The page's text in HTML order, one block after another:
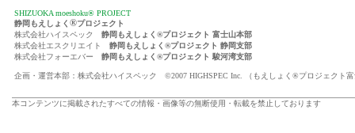
SHIZUOKA moeshoku® PROJECT
静岡もえしょく ®プロジェクト
株式会社ハイスペック 静岡もえしょく®プロジェクト 富士山本部
株式会社エスクリエイト 静岡もえしょく®プロジェクト 静岡支部
株式会社フォーエバー 静岡もえしょく®プロジェクト 駿河湾支部
企画・運営本部：株式会社ハイスペック ©2007 HIGHSPEC Inc. （もえしょく®プロジェクト
本コンテンツに掲載されたすべての情報・画像等の無断使用・転載を禁止しております